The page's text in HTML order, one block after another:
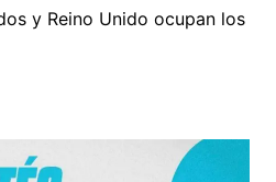
y Reino Unido ocupan los